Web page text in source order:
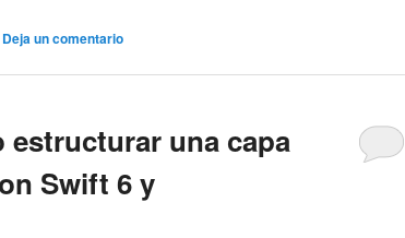
Deja un comentario
una capa
Swift 6 y